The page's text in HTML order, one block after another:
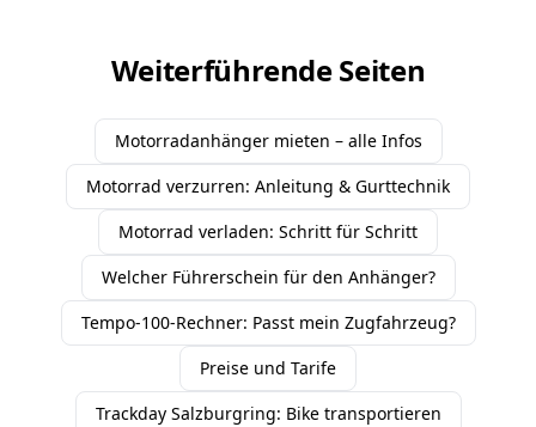
Weiterführende Seiten
Motorradanhänger mieten – alle Infos
Motorrad verzurren: Anleitung & Gurttechnik
Motorrad verladen: Schritt für Schritt
Welcher Führerschein für den Anhänger?
Tempo-100-Rechner: Passt mein Zugfahrzeug?
Preise und Tarife
Trackday Salzburgring: Bike transportieren